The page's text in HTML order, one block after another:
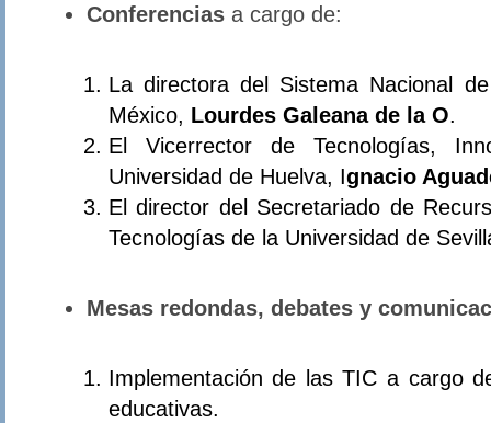
Conferencias a cargo de:
La directora del Sistema Nacional
México, Lourdes Galeana de la O.
El Vicerrector de Tecnologías,
Universidad de Huelva, Ignacio
El director del Secretariado de
Tecnologías de la Universidad de
Mesas redondas, debates y
Implementación de las TIC a cargo
educativas.